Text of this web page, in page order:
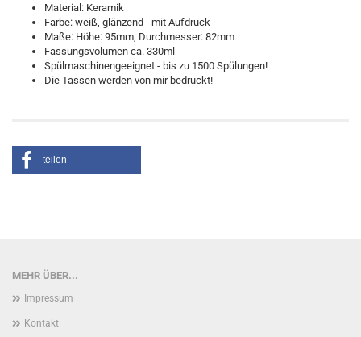
Material: Keramik
Farbe: weiß, glänzend - mit Aufdruck
Maße: Höhe: 95mm, Durchmesser: 82mm
Fassungsvolumen ca. 330ml
Spülmaschinengeeignet - bis zu 1500 Spülungen!
Die Tassen werden von mir bedruckt!
teilen
MEHR ÜBER...
Impressum
Kontakt